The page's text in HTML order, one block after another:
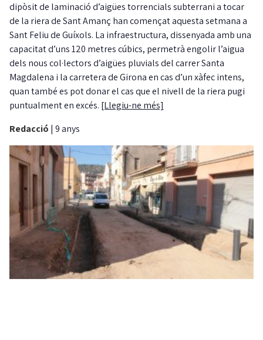
dipòsit de laminació d’aigües torrencials subterrani a tocar
de la riera de Sant Amanç han començat aquesta setmana a
Sant Feliu de Guíxols. La infraestructura, dissenyada amb una
capacitat d’uns 120 metres cúbics, permetrà engolir l’aigua
dels nous col·lectors d’aigües pluvials del carrer Santa
Magdalena i la carretera de Girona en cas d’un xàfec intens,
quan també es pot donar el cas que el nivell de la riera pugi
puntualment en excés. [Llegiu-ne més]
Redacció | 9 anys